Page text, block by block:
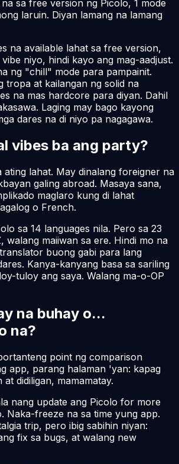
sa free version ng Picolo, 1 mode
laruin. Diyan lamang na lamang
na available lahat sa free version,
niyo, hindi kayo ang mag-aadjust.
ng "chill" mode para pampainit.
tropa at kailangan ng solid na
na mas hardcore para diyan. Dahil
Laging may bago kayong
dares na di niyo pa nagagawa.
vibes ba ang party?
ating lahat. May dinalang foreigner na
galing abroad. Masaya sana,
maglaro kung di lahat
o French.
sa 14 languages nila. Pero sa 23
walang maiiwan sa ere. Hindi mo na
buong gabi para lang
Kanya-kanyang basa sa sariling
tuloy ang saya. Walang ma-o-OP
na buhay o...
na?
point ng comparison
app, parang halaman 'yan: kapag
at didiligan, mamamatay.
nang update ang Picolo for more
Naka-freeze na sa time yung app.
trip, pero ibig sabihin niyan:
fix sa bugs, at walang new